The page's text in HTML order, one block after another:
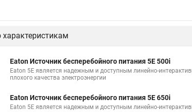
характеристикам
Eaton Источник бесперебойного питания 5E 500i
Eaton 5E является надежным и доступным линейно-
плохого качества электроэнергии
Eaton Источник бесперебойного питания 5E 650i
Eaton 5E является надежным и доступным линейно-